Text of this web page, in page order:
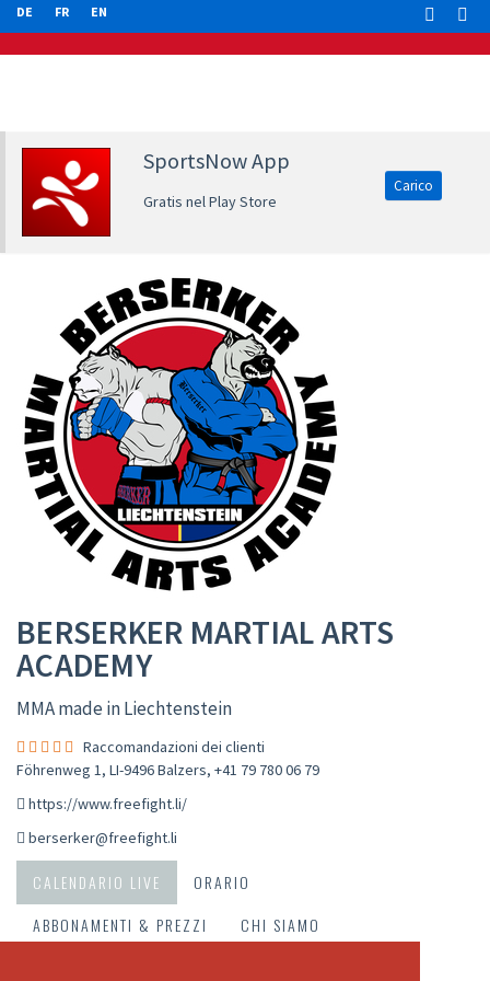
DE FR EN
SportsNow App
Gratis nel Play Store
Carico
BERSERKER MARTIAL ARTS
ACADEMY
MMA made in Liechtenstein
Raccomandazioni dei clienti
Föhrenweg 1, LI-9496 Balzers, +41 79 780 06 79
https://www.freefight.li/
berserker@freefight.li
CALENDARIO LIVE
ORARIO
ABBONAMENTI & PREZZI
CHI SIAMO